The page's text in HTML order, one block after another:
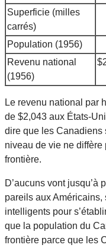
Superficie (milles
carrés)
Population (1956)
Revenu national
(1956)
Le revenu national par
de $2,043 aux États-
dire que les Canadiens
niveau de vie ne diffère
frontière.
D’aucuns vont jusqu’à
pareils aux Américains,
intelligents pour
que la population du
frontière parce que les